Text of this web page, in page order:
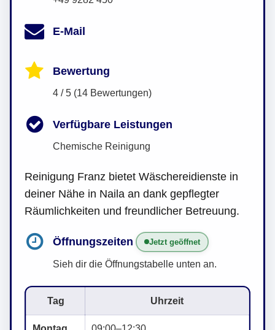
E-Mail
Bewertung
4 / 5 (14 Bewertungen)
Verfügbare Leistungen
Chemische Reinigung
Reinigung Franz bietet Wäschereidienste in
deiner Nähe in Naila an dank gepflegter
Räumlichkeiten und freundlicher Betreuung.
Öffnungszeiten Jetzt geöffnet
Sieh dir die Öffnungstabelle unten an.
Tag Uhrzeit